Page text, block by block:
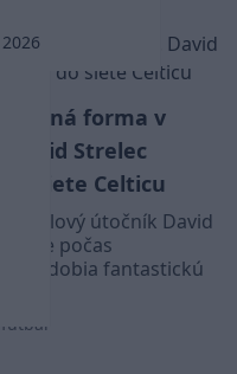
forma v
Strelec
siete Celticu
futbalový útočník David
v lete počas
obdobia fantastickú